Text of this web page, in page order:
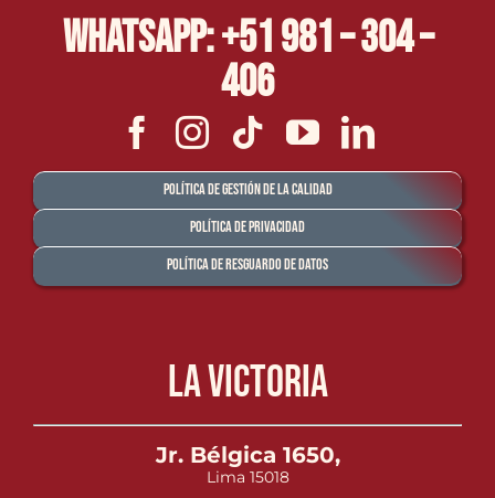
Whatsapp: +51 981 – 304 –
406
Política de Gestión de la Calidad
Política de Privacidad
Política de Resguardo de Datos
La Victoria
Jr. Bélgica 1650,
Lima 15018